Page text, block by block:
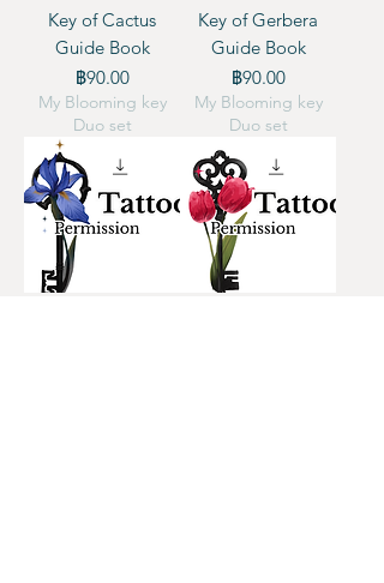
Key of Cactus
Guide Book
ราคา
฿90.00
My Blooming key
Duo set
Key of Gerbera
Guide Book
ราคา
฿90.00
My Blooming key
Duo set